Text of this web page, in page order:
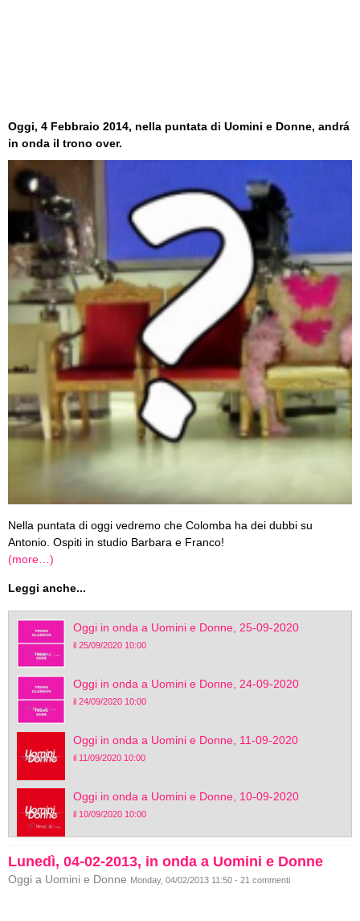
Oggi, 4 Febbraio 2014, nella puntata di Uomini e Donne, andrá
in onda il trono over.
Nella puntata di oggi vedremo che Colomba ha dei dubbi su
Antonio. Ospiti in studio Barbara e Franco!
(more…)
Leggi anche...
Oggi in onda a Uomini e Donne, 25-09-2020
il 25/09/2020 10:00
Oggi in onda a Uomini e Donne, 24-09-2020
il 24/09/2020 10:00
Oggi in onda a Uomini e Donne, 11-09-2020
il 11/09/2020 10:00
Oggi in onda a Uomini e Donne, 10-09-2020
il 10/09/2020 10:00
Lunedì, 04-02-2013, in onda a Uomini e Donne
Oggi a Uomini e Donne Monday, 04/02/2013 11:50 - 21 commenti